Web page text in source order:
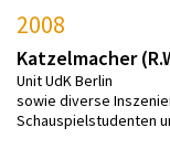
2008
Katzelmacher
Unit UdK Berlin
sowie diverse
Schauspielstudenten